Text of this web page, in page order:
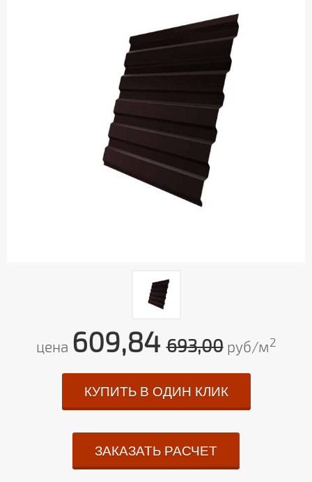
цена 609,84693,00руб/м2
КУПИТЬ В ОДИН КЛИК
ЗАКАЗАТЬ РАСЧЕТ